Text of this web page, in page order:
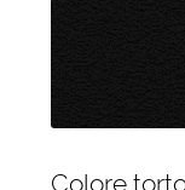
Colore